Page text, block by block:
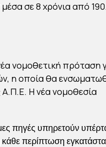
σε 8 χρόνια από
νομοθετική πρόταση
η οποία θα
Α.Π.Ε. Η νέα νομοθεσία
πηγές υπηρετούν
περίπτωση